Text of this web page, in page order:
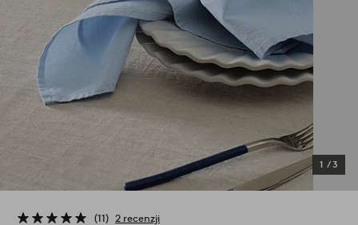
1 /3
11 2 recenzji